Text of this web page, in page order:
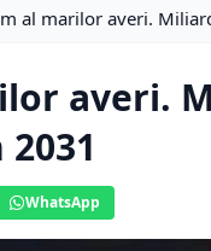
al marilor averi.
averi.
WhatsApp